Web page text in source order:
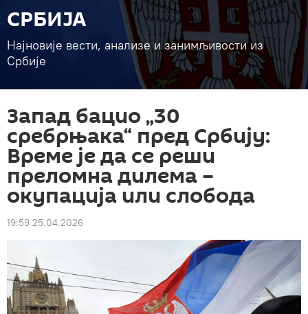
СРБИЈА
Најновије вести, анализе и занимљивости из
Србије
Запад бацио „30
сребрњака“ пред Србију:
Време је да се реши
преломна дилема –
окупација или слобода
19:59 25.04.2026